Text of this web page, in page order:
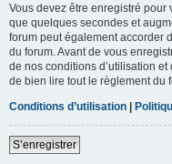
Vous devez être enregistré pour
que quelques secondes et
forum peut également accorder
du forum. Avant de vous
de nos conditions d’utilisation
de bien lire tout le règlement du
Conditions d’utilisation |
S’enregistrer